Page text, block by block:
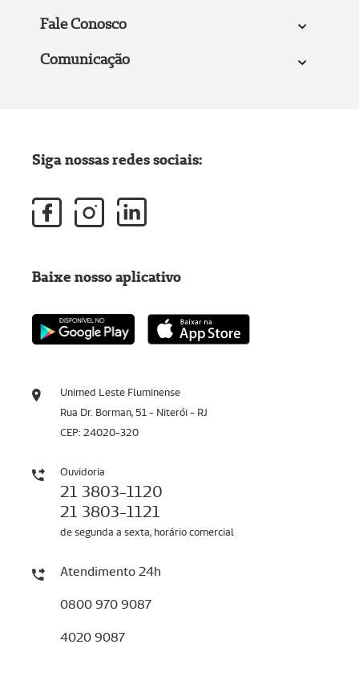
Fale Conosco
Comunicação
Unimed Leste Fluminense
Rua Dr. Borman, 51 - Niterói - RJ
CEP: 24020-320
Ouvidoria
21 3803-1120
21 3803-1121
de segunda a sexta, horário comercial
Atendimento 24h
0800 970 9087
4020 9087
Siga nossas redes sociais:
Baixe nosso aplicativo